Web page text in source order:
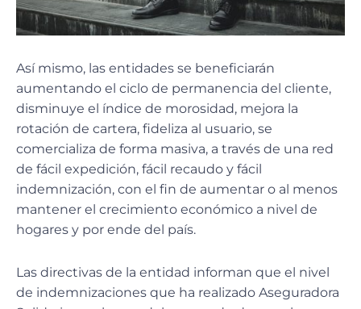
Así mismo, las entidades se beneficiarán
aumentando el ciclo de permanencia del cliente,
disminuye el índice de morosidad, mejora la
rotación de cartera, fideliza al usuario, se
comercializa de forma masiva, a través de una red
de fácil expedición, fácil recaudo y fácil
indemnización, con el fin de aumentar o al menos
mantener el crecimiento económico a nivel de
hogares y por ende del país.
Las directivas de la entidad informan que el nivel
de indemnizaciones que ha realizado Aseguradora